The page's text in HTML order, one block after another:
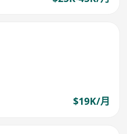
$19K/月